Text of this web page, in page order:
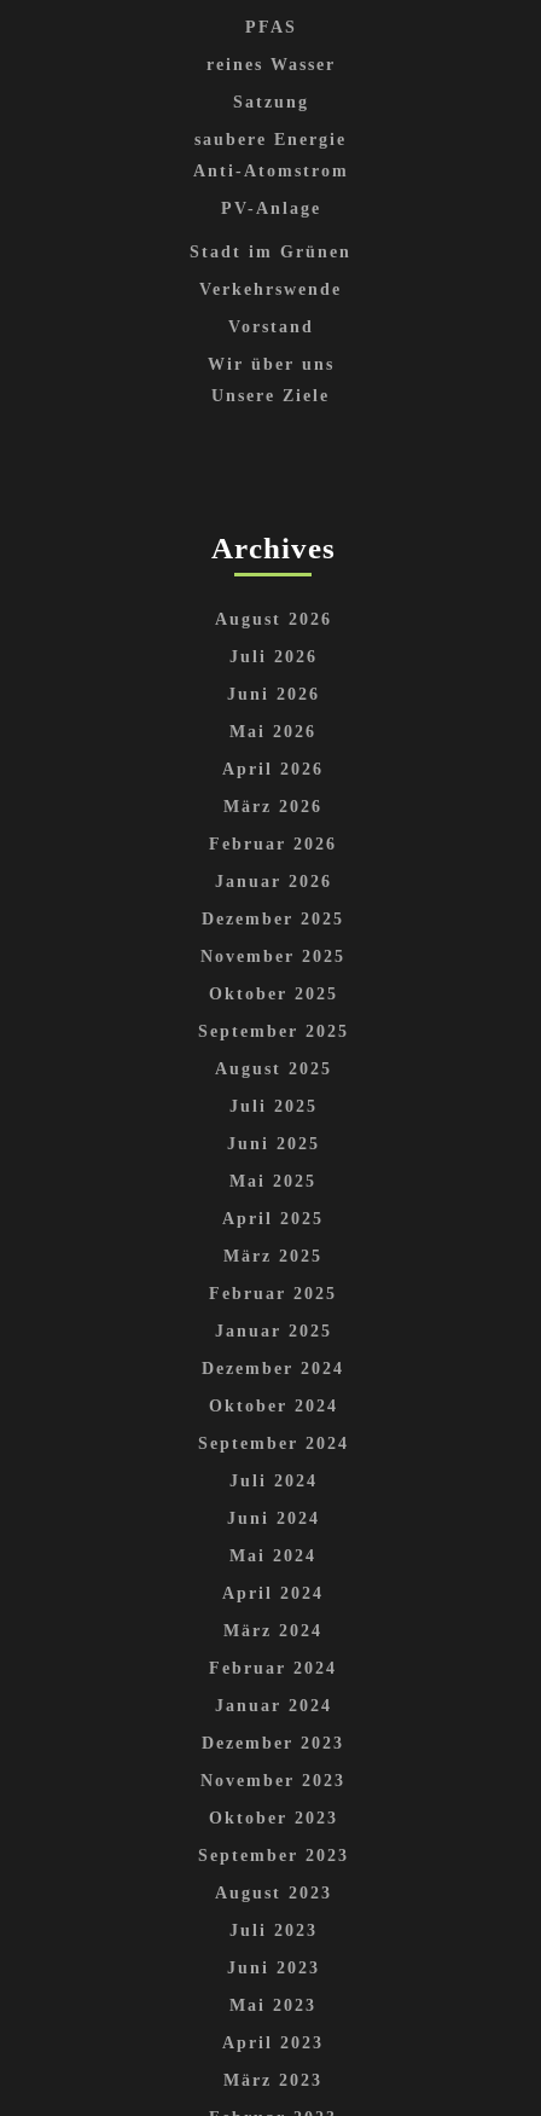
PFAS
reines Wasser
Satzung
saubere Energie
Anti-Atomstrom
PV-Anlage
Stadt im Grünen
Verkehrswende
Vorstand
Wir über uns
Unsere Ziele
Archives
August 2026
Juli 2026
Juni 2026
Mai 2026
April 2026
März 2026
Februar 2026
Januar 2026
Dezember 2025
November 2025
Oktober 2025
September 2025
August 2025
Juli 2025
Juni 2025
Mai 2025
April 2025
März 2025
Februar 2025
Januar 2025
Dezember 2024
Oktober 2024
September 2024
Juli 2024
Juni 2024
Mai 2024
April 2024
März 2024
Februar 2024
Januar 2024
Dezember 2023
November 2023
Oktober 2023
September 2023
August 2023
Juli 2023
Juni 2023
Mai 2023
April 2023
März 2023